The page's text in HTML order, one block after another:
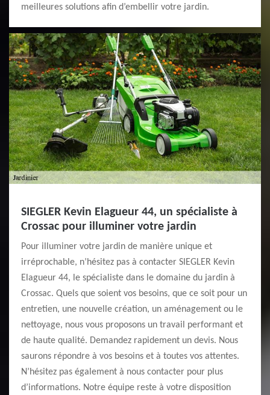
meilleures solutions afin d’embellir votre jardin.
SIEGLER Kevin Elagueur 44, un spécialiste à
Crossac pour illuminer votre jardin
Pour illuminer votre jardin de manière unique et
irréprochable, n’hésitez pas à contacter SIEGLER Kevin
Elagueur 44, le spécialiste dans le domaine du jardin à
Crossac. Quels que soient vos besoins, que ce soit pour un
entretien, une nouvelle création, un aménagement ou le
nettoyage, nous vous proposons un travail performant et
de haute qualité. Demandez rapidement un devis. Nous
saurons répondre à vos besoins et à toutes vos attentes.
N’hésitez pas également à nous contacter pour plus
d’informations. Notre équipe reste à votre disposition